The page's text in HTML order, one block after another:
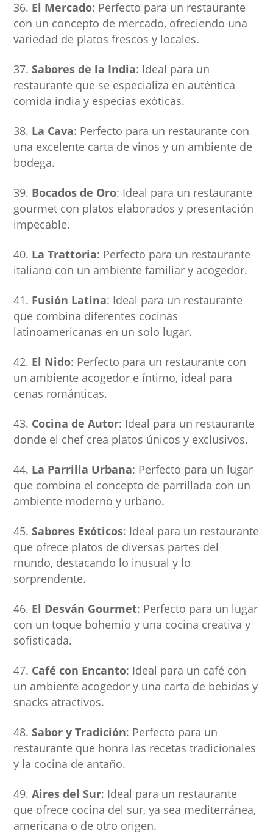
El Mercado: Perfecto para un restaurante
con un concepto de mercado, ofreciendo una
variedad de platos frescos y locales.
Sabores de la India: Ideal para un
restaurante que se especializa en auténtica
comida india y especias exóticas.
La Cava: Perfecto para un restaurante con
una excelente carta de vinos y un ambiente de
bodega.
Bocados de Oro: Ideal para un restaurante
gourmet con platos elaborados y presentación
impecable.
La Trattoria: Perfecto para un restaurante
italiano con un ambiente familiar y acogedor.
Fusión Latina: Ideal para un restaurante
que combina diferentes cocinas
latinoamericanas en un solo lugar.
El Nido: Perfecto para un restaurante con
un ambiente acogedor e íntimo, ideal para
cenas románticas.
Cocina de Autor: Ideal para un restaurante
donde el chef crea platos únicos y exclusivos.
La Parrilla Urbana: Perfecto para un lugar
que combina el concepto de parrillada con un
ambiente moderno y urbano.
Sabores Exóticos: Ideal para un restaurante
que ofrece platos de diversas partes del
mundo, destacando lo inusual y lo
sorprendente.
El Desván Gourmet: Perfecto para un lugar
con un toque bohemio y una cocina creativa y
sofisticada.
Café con Encanto: Ideal para un café con
un ambiente acogedor y una carta de bebidas y
snacks atractivos.
Sabor y Tradición: Perfecto para un
restaurante que honra las recetas tradicionales
y la cocina de antaño.
Aires del Sur: Ideal para un restaurante
que ofrece cocina del sur, ya sea mediterránea,
americana o de otro origen.